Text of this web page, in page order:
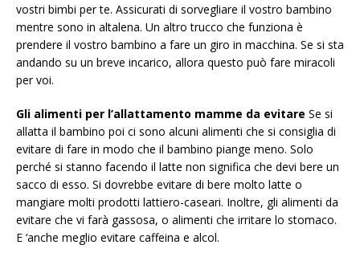
vostri bimbi per te. Assicurati di sorvegliare il vostro bambino
mentre sono in altalena. Un altro trucco che funziona è
prendere il vostro bambino a fare un giro in macchina. Se si sta
andando su un breve incarico, allora questo può fare miracoli
per voi.
Gli alimenti per l’allattamento mamme da evitare Se si
allatta il bambino poi ci sono alcuni alimenti che si consiglia di
evitare di fare in modo che il bambino piange meno. Solo
perché si stanno facendo il latte non significa che devi bere un
sacco di esso. Si dovrebbe evitare di bere molto latte o
mangiare molti prodotti lattiero-caseari. Inoltre, gli alimenti da
evitare che vi farà gassosa, o alimenti che irritare lo stomaco.
E ‘anche meglio evitare caffeina e alcol.